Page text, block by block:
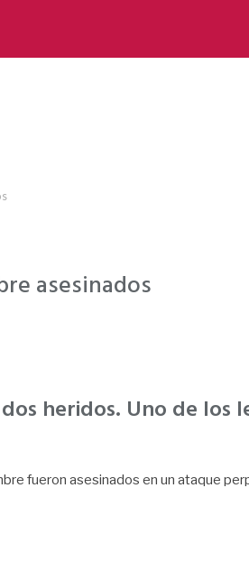
asesinados
heridos. Uno de los
fueron asesinados en un ataque